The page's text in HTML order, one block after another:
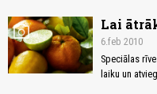
photo_camera Lai
6.feb 2010
Speciālas
laiku un